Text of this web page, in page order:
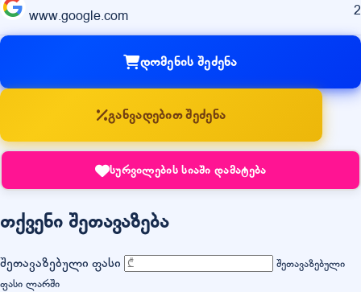
www.google.com 2
დომენის შეძენა
განვადებით შეძენა
სურვილების სიაში დამატება
თქვენი შეთავაზება
შეთავაზებული ფასი
შეთავაზებული
ფასი ლარში